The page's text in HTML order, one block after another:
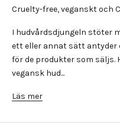
Cruelty-free, veganskt och
I hudvårdsdjungeln stöter
ett eller annat sätt
för de produkter som säljs.
vegansk hud...
Läs mer